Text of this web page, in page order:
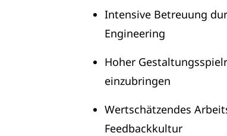
Intensive Betreuung
Engineering
Hoher
einzubringen
Wertschätzendes
Feedbackkultur